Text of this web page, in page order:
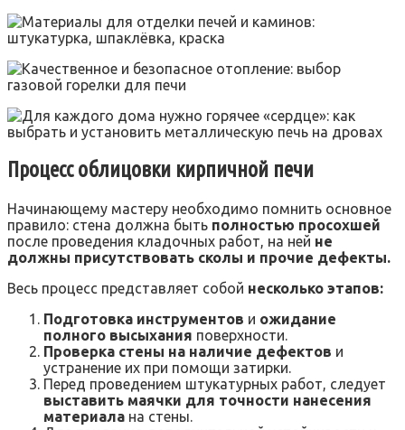
Процесс облицовки кирпичной печи
Начинающему мастеру необходимо помнить основное
правило: стена должна быть полностью просохшей
после проведения кладочных работ, на ней не
должны присутствовать сколы и прочие дефекты.
Весь процесс представляет собой несколько этапов:
Подготовка инструментов и ожидание
полного высыхания поверхности.
Проверка стены на наличие дефектов и
устранение их при помощи затирки.
Перед проведением штукатурных работ, следует
выставить маячки для точности нанесения
материала на стены.